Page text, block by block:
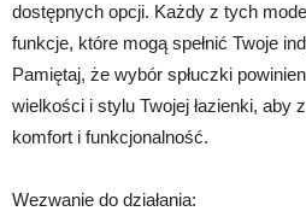
dostępnych opcji. Każdy z tych
funkcje, które mogą spełnić Twoje
Pamiętaj, że wybór spłuczki
wielkości i stylu Twojej łazienki, aby
komfort i funkcjonalność.
Wezwanie do działania: